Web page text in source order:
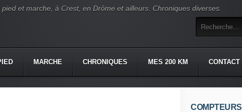
et marche, à Crest, en Drôme et ailleurs. Chroniques diverses.
MARCHE CHRONIQUES MES 200 KM CONTACT
COMPTEURS